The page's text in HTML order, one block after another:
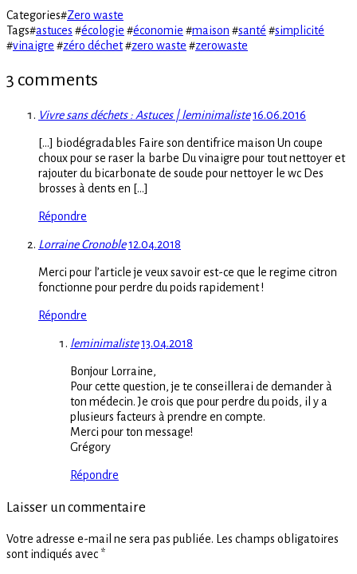
Categories#Zero waste
Tags#astuces #écologie #économie #maison #santé #simplicité
#vinaigre #zéro déchet#zero waste #zerowaste
3 comments
Vivre sans déchets : Astuces | leminimaliste16.06.2016
[…] biodégradables Faire son dentifrice maison Un coupe
choux pour se raser la barbe Du vinaigre pour tout nettoyer et
rajouter du bicarbonate de soude pour nettoyer le wc Des
brosses à dents en […]
Répondre
Lorraine Cronoble12.04.2018
Merci pour l’article je veux savoir est-ce que le regime citron
fonctionne pour perdre du poids rapidement !
Répondre
leminimaliste13.04.2018
Bonjour Lorraine,
Pour cette question, je te conseillerai de demander à
ton médecin. Je crois que pour perdre du poids, il y a
plusieurs facteurs à prendre en compte.
Merci pour ton message!
Grégory
Répondre
Laisser un commentaire
Votre adresse e-mail ne sera pas publiée.
Les champs obligatoires
sont indiqués avec *